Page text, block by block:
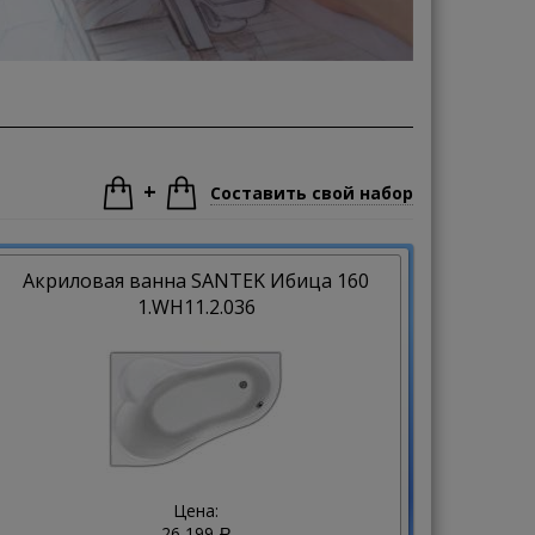
+ Составить свой набор
Акриловая ванна SANTEK Ибица 160
1.WH11.2.036
Цена: